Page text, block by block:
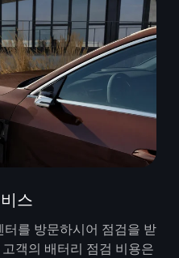
스
를 방문하시어 점검을 받
객의 배터리 점검 비용은